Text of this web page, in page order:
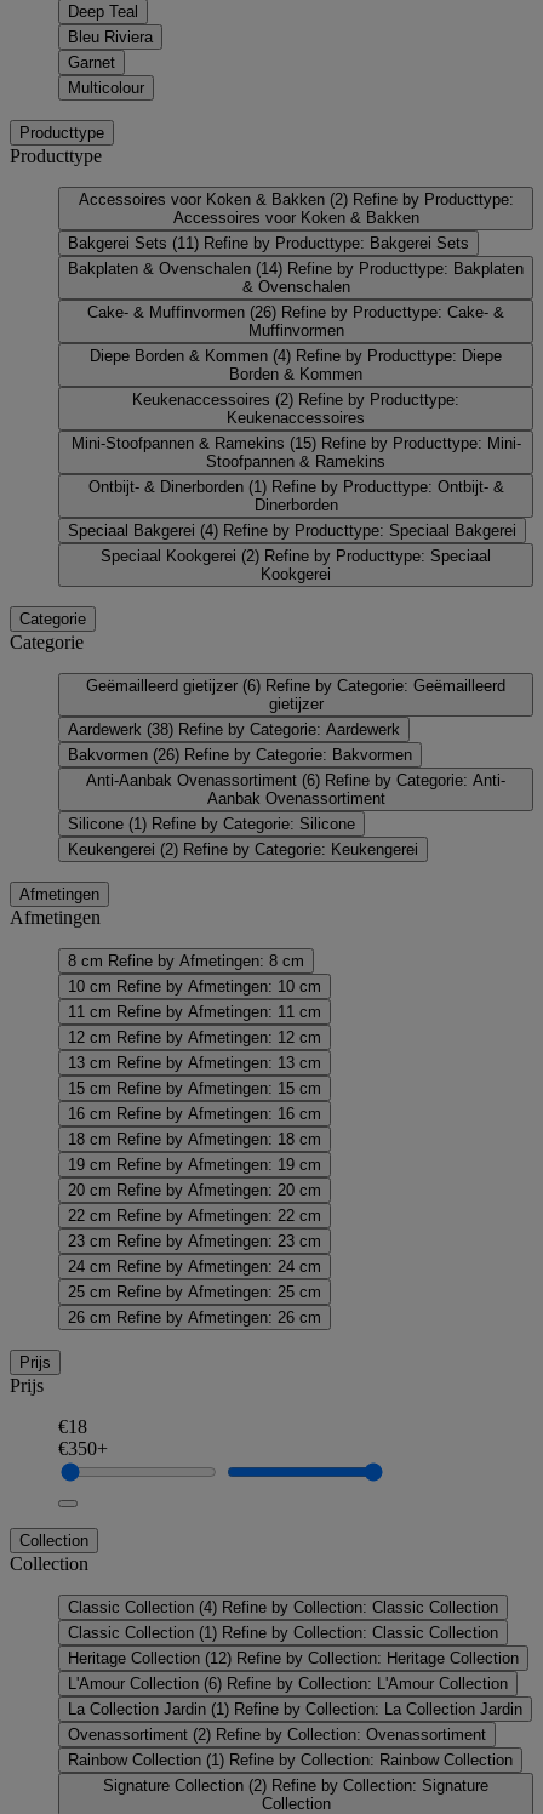
Deep Teal
Bleu Riviera
Garnet
Multicolour
Producttype
Producttype
Accessoires voor Koken & Bakken (2) Refine by Producttype:
Accessoires voor Koken & Bakken
Bakgerei Sets (11) Refine by Producttype: Bakgerei Sets
Bakplaten & Ovenschalen (14) Refine by Producttype: Bakplaten
& Ovenschalen
Cake- & Muffinvormen (26) Refine by Producttype: Cake- &
Muffinvormen
Diepe Borden & Kommen (4) Refine by Producttype: Diepe
Borden & Kommen
Keukenaccessoires (2) Refine by Producttype:
Keukenaccessoires
Mini-Stoofpannen & Ramekins (15) Refine by Producttype: Mini-
Stoofpannen & Ramekins
Ontbijt- & Dinerborden (1) Refine by Producttype: Ontbijt- &
Dinerborden
Speciaal Bakgerei (4) Refine by Producttype: Speciaal Bakgerei
Speciaal Kookgerei (2) Refine by Producttype: Speciaal
Kookgerei
Categorie
Categorie
Geëmailleerd gietijzer (6) Refine by Categorie: Geëmailleerd
gietijzer
Aardewerk (38) Refine by Categorie: Aardewerk
Bakvormen (26) Refine by Categorie: Bakvormen
Anti-Aanbak Ovenassortiment (6) Refine by Categorie: Anti-
Aanbak Ovenassortiment
Silicone (1) Refine by Categorie: Silicone
Keukengerei (2) Refine by Categorie: Keukengerei
Afmetingen
Afmetingen
8 cm Refine by Afmetingen: 8 cm
10 cm Refine by Afmetingen: 10 cm
11 cm Refine by Afmetingen: 11 cm
12 cm Refine by Afmetingen: 12 cm
13 cm Refine by Afmetingen: 13 cm
15 cm Refine by Afmetingen: 15 cm
16 cm Refine by Afmetingen: 16 cm
18 cm Refine by Afmetingen: 18 cm
19 cm Refine by Afmetingen: 19 cm
20 cm Refine by Afmetingen: 20 cm
22 cm Refine by Afmetingen: 22 cm
23 cm Refine by Afmetingen: 23 cm
24 cm Refine by Afmetingen: 24 cm
25 cm Refine by Afmetingen: 25 cm
26 cm Refine by Afmetingen: 26 cm
Prijs
Prijs
€18
€350+
Collection
Collection
Classic Collection (4) Refine by Collection: Classic Collection
Classic Collection (1) Refine by Collection: Classic Collection
Heritage Collection (12) Refine by Collection: Heritage Collection
L'Amour Collection (6) Refine by Collection: L'Amour Collection
La Collection Jardin (1) Refine by Collection: La Collection Jardin
Ovenassortiment (2) Refine by Collection: Ovenassortiment
Rainbow Collection (1) Refine by Collection: Rainbow Collection
Signature Collection (2) Refine by Collection: Signature
Collection